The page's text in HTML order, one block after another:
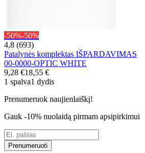
-50%-50%
4,8 (693)
Patalynės komplektas IŠPARDAVIMAS
00-0000-OPTIC WHITE
9,28 €18,55 €
1 spalva1 dydis
Prenumeruok naujienlaiškį!
Gauk -10% nuolaidą pirmam apsipirkimui
Prenumeruoti